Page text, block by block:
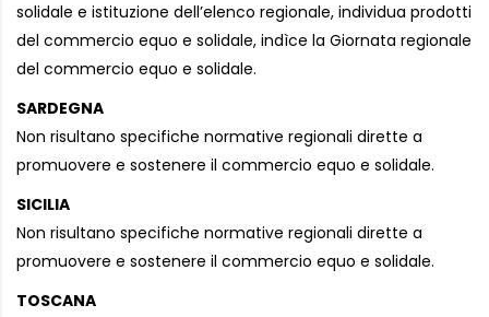
solidale e istituzione dell’elenco regionale, individua prodotti
del commercio equo e solidale, indìce la Giornata regionale
del commercio equo e solidale.
SARDEGNA
Non risultano specifiche normative regionali dirette a
promuovere e sostenere il commercio equo e solidale.
SICILIA
Non risultano specifiche normative regionali dirette a
promuovere e sostenere il commercio equo e solidale.
TOSCANA